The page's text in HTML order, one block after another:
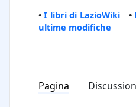
•I libri di LazioWiki•
ultime modifiche
Pagina